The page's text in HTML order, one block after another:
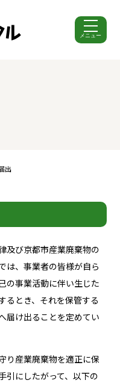
メニュー
出
及び京都市産業廃棄物の
は、事業者の皆様が自ら
の事業活動に伴い生じた
るとき、それを保管する
届け出ることを定めてい
り産業廃棄物を適正に保
引にしたがって、以下の